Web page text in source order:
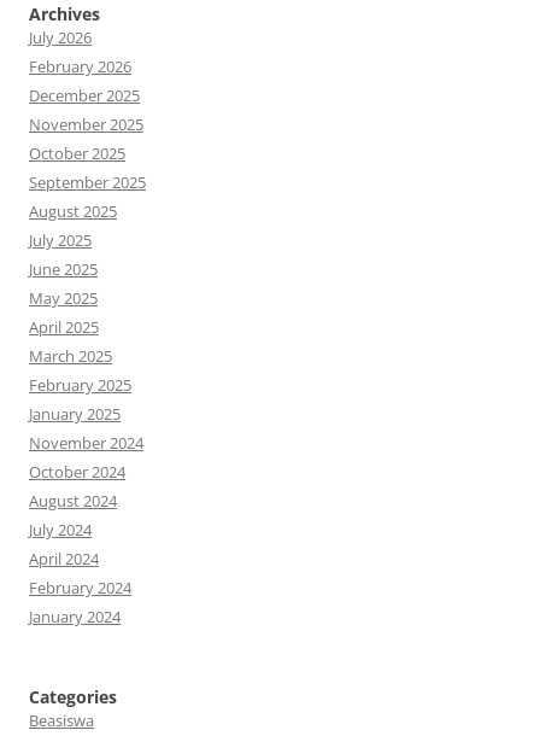
Archives
July 2026
February 2026
December 2025
November 2025
October 2025
September 2025
August 2025
July 2025
June 2025
May 2025
April 2025
March 2025
February 2025
January 2025
November 2024
October 2024
August 2024
July 2024
April 2024
February 2024
January 2024
Categories
Beasiswa